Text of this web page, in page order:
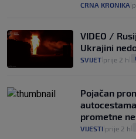
CRNA KRONIKA
VIDEO /
Ukrajini
SVIJET prije 2 h
Pojačan
prometne
VIJESTI prije 2 h